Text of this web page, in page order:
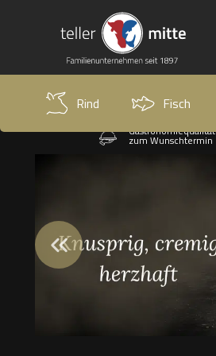
Rind Fisch
Gastronomiequalität
zum Wunschtermin